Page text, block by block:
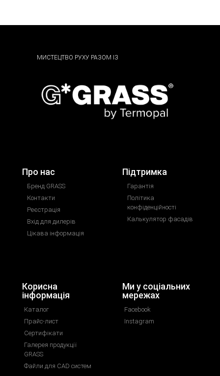
МИСТЕЦТВО РУХУ РАЗОМ ІЗ
Про нас
Бренд GRASS
Контакти
Реєстрація
Вхід для дилерів
Цікава інформація
Підтримка
Гарантія
Політика
конфіденційності
Калькулятор фасадів
Корисна
інформація
Каталог
Прайс-лист
Сертифікати
Галерея продукції
GRASS
Файли для CAD систем
Ми у соціальних
мережах
Facebook
Instagram